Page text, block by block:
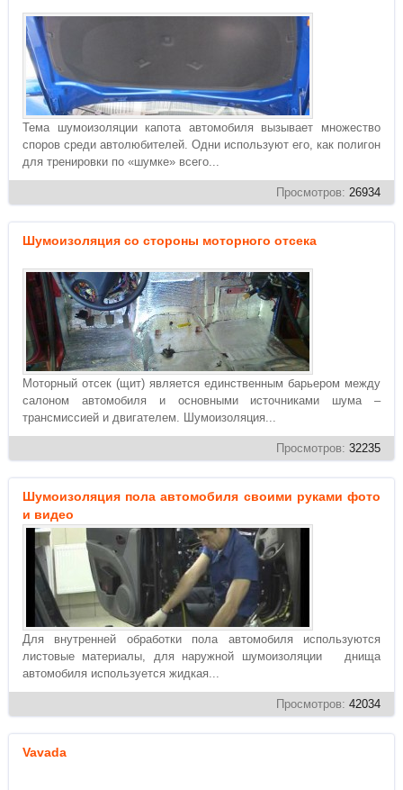
Тема шумоизоляции капота автомобиля вызывает множество
споров среди автолюбителей. Одни используют его, как полигон
для тренировки по «шумке» всего...
Просмотров: 26934
Шумоизоляция со стороны моторного отсека
Моторный отсек (щит) является единственным барьером между
салоном автомобиля и основными источниками шума –
трансмиссией и двигателем. Шумоизоляция...
Просмотров: 32235
Шумоизоляция пола автомобиля своими руками фото
и видео
Для внутренней обработки пола автомобиля используются
листовые материалы, для наружной шумоизоляции днища
автомобиля используется жидкая...
Просмотров: 42034
Vavada